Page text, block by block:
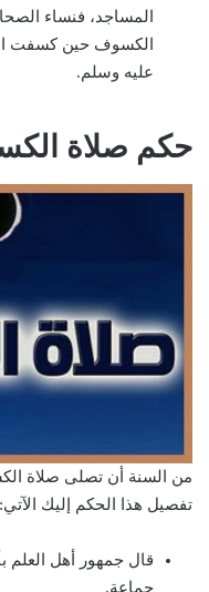
المساجد، فنساء
الكسوف حين كسفت
عليه وسلم.
حكم صلاة
من السنة أن تصلى صلاة
تفصيل هذا الحكم إليك الآتي:
قال جمهور أهل
جماعة.